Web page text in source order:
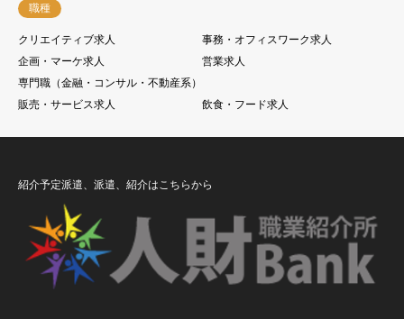
職種
クリエイティブ求人
事務・オフィスワーク求人
企画・マーケ求人
営業求人
専門職（金融・コンサル・不動産系）
販売・サービス求人
飲食・フード求人
紹介予定派遣、派遣、紹介はこちらから